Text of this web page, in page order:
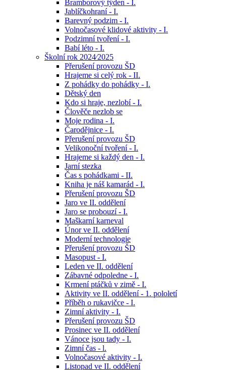
Bramborový týden - I.
Jablíčkohraní - I.
Barevný podzim - I.
Volnočasové klidové aktivity - I.
Podzimní tvoření - I.
Babí léto - I.
Školní rok 2024⁄2025
Přerušení provozu ŠD
Hrajeme si celý rok - II.
Z pohádky do pohádky - I.
Dětský den
Kdo si hraje, nezlobí - I.
Člověče nezlob se
Moje rodina - I.
Čarodějnice - I.
Přerušení provozu ŠD
Velikonoční tvoření - I.
Hrajeme si každý den - I.
Jarní stezka
Čas s pohádkami - II.
Kniha je náš kamarád - I.
Přerušení provozu ŠD
Jaro ve II. oddělení
Jaro se probouzí - I.
Maškarní karneval
Únor ve II. oddělení
Moderní technologie
Přerušení provozu ŠD
Masopust - I.
Leden ve II. oddělení
Zábavné odpoledne - I.
Krmení ptáčků v zimě - I.
Aktivity ve II. oddělení - 1. pololetí
Příběh o rukavičce - I.
Zimní aktivity - I.
Přerušení provozu ŠD
Prosinec ve II. oddělení
Vánoce jsou tady - I.
Zimní čas - l.
Volnočasové aktivity - I.
Listopad ve II. oddělení